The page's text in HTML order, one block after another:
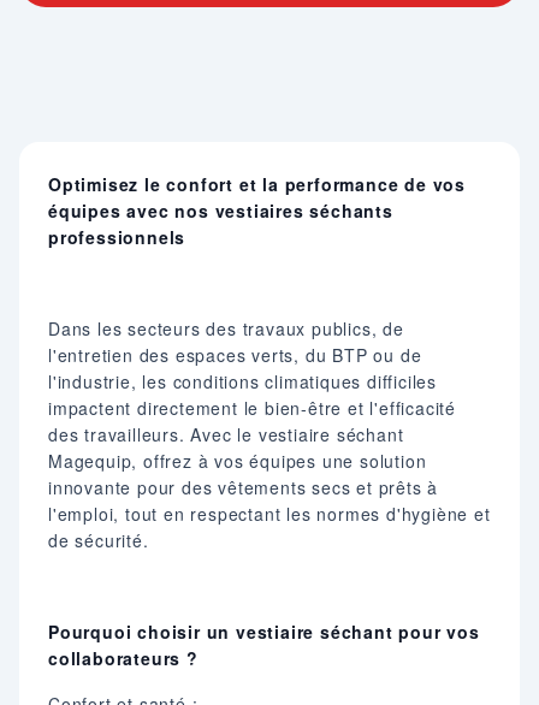
Optimisez le confort et la performance de vos
équipes avec nos vestiaires séchants
professionnels
Dans les secteurs des travaux publics, de
l'entretien des espaces verts, du BTP ou de
l'industrie, les conditions climatiques difficiles
impactent directement le bien-être et l'efficacité
des travailleurs. Avec le vestiaire séchant
Magequip, offrez à vos équipes une solution
innovante pour des vêtements secs et prêts à
l'emploi, tout en respectant les normes d'hygiène et
de sécurité.
Pourquoi choisir un vestiaire séchant pour vos
collaborateurs ?